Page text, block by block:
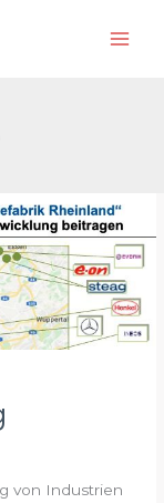
von Industrien